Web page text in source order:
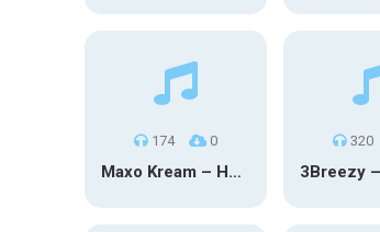
174 0
Maxo Kream – HOW TF I’M LUCKY
320